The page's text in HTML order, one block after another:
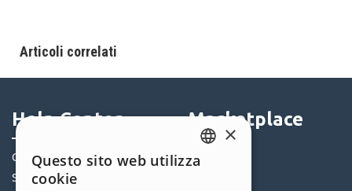
Articoli correlati
Help Center
Community
Siti Utenti
Marketplace
Templates
ENGLISH
×
Questo sito web utilizza
cookie